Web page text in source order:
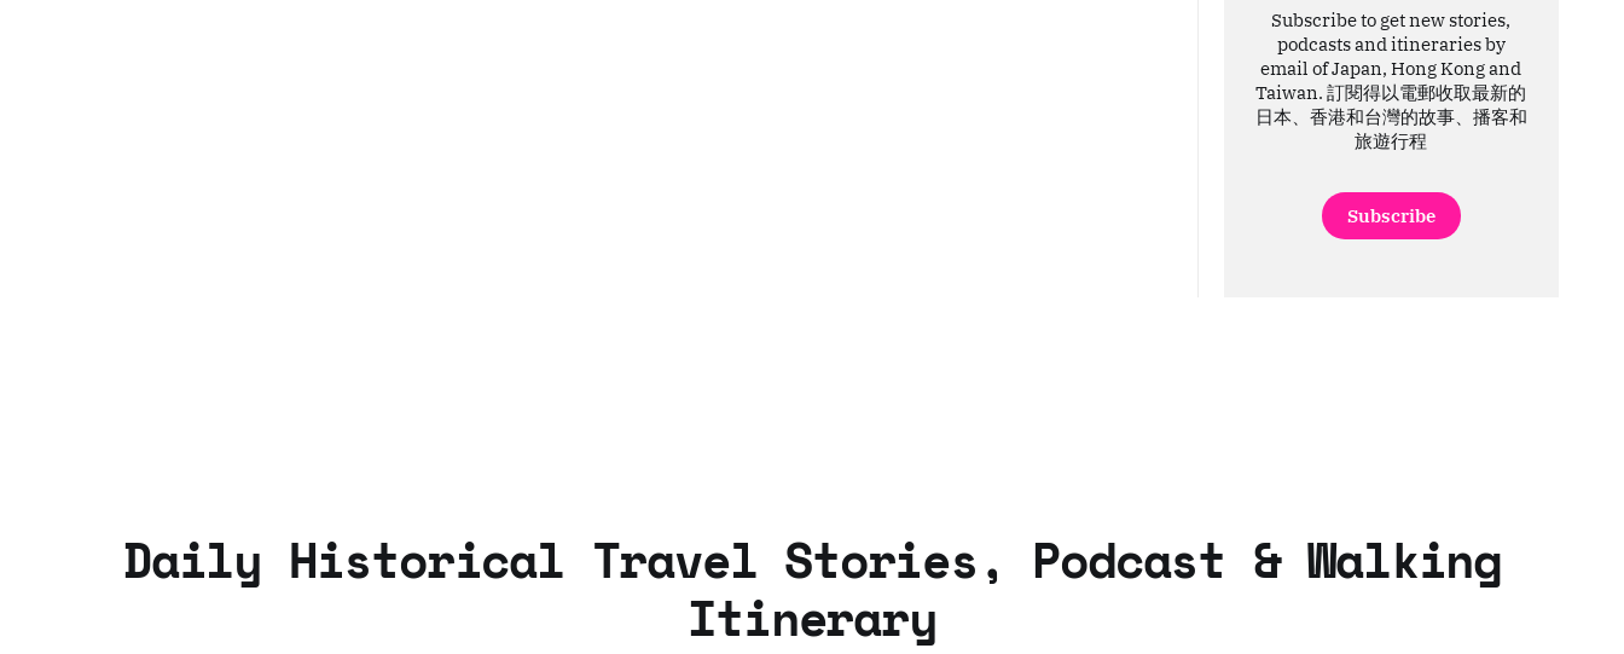
Subscribe to get new stories,
podcasts and itineraries by
email of Japan, Hong Kong and
Taiwan. 訂閱得以電郵收取最新的
日本、香港和台灣的故事、播客和
旅遊行程
Subscribe
Daily Historical Travel Stories, Podcast & Walking
Itinerary